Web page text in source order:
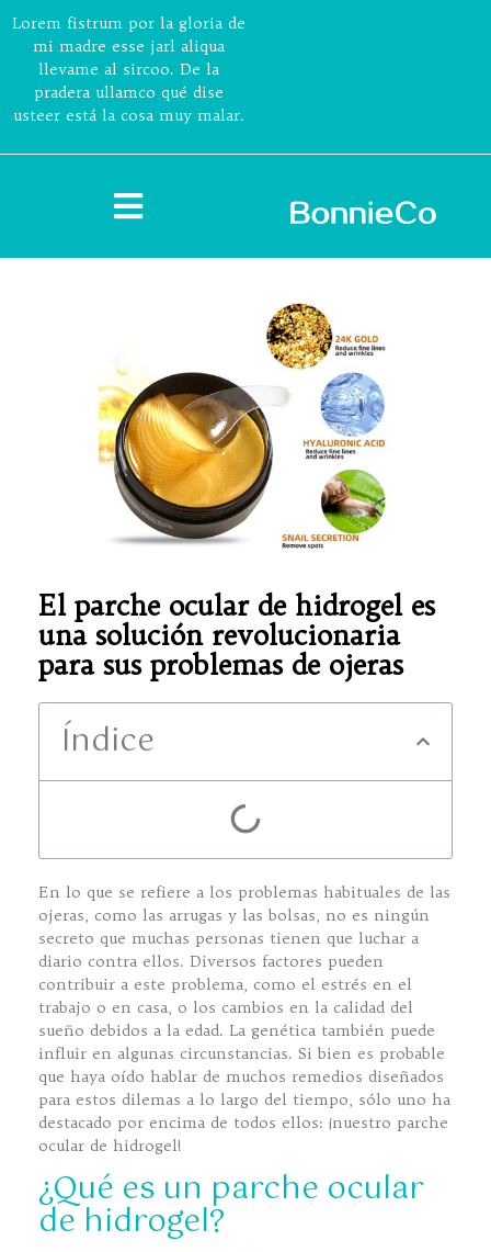
Lorem fistrum por la gloria de
mi madre esse jarl aliqua
llevame al sircoo. De la
pradera ullamco qué dise
usteer está la cosa muy malar.
El parche ocular de hidrogel es
una solución revolucionaria
para sus problemas de ojeras
Índice
En lo que se refiere a los problemas habituales de las
ojeras, como las arrugas y las bolsas, no es ningún
secreto que muchas personas tienen que luchar a
diario contra ellos. Diversos factores pueden
contribuir a este problema, como el estrés en el
trabajo o en casa, o los cambios en la calidad del
sueño debidos a la edad. La genética también puede
influir en algunas circunstancias. Si bien es probable
que haya oído hablar de muchos remedios diseñados
para estos dilemas a lo largo del tiempo, sólo uno ha
destacado por encima de todos ellos: ¡nuestro parche
ocular de hidrogel!
¿Qué es un parche ocular
de hidrogel?